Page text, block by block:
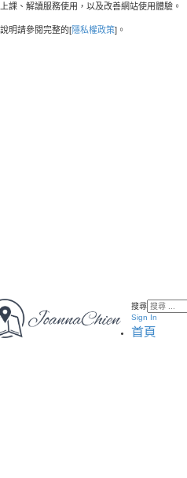
課、解讀服務使用，以及改善網站使用體驗。
明請參閱完整的[隱私權政策]。
搜尋
Sign In
首頁